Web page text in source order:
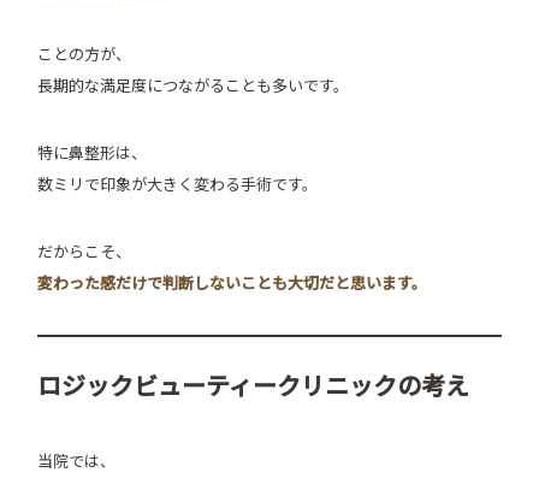
ことの方が、
長期的な満足度につながることも多いです。
特に鼻整形は、
数ミリで印象が大きく変わる手術です。
だからこそ、
変わった感だけで判断しないことも大切だと思います。
ロジックビューティークリニックの考え
当院では、